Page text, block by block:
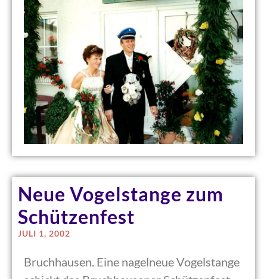
Neue Vogelstange zum
Schützenfest
JULI 1, 2002
Bruchhausen. Eine nagelneue Vogelstange